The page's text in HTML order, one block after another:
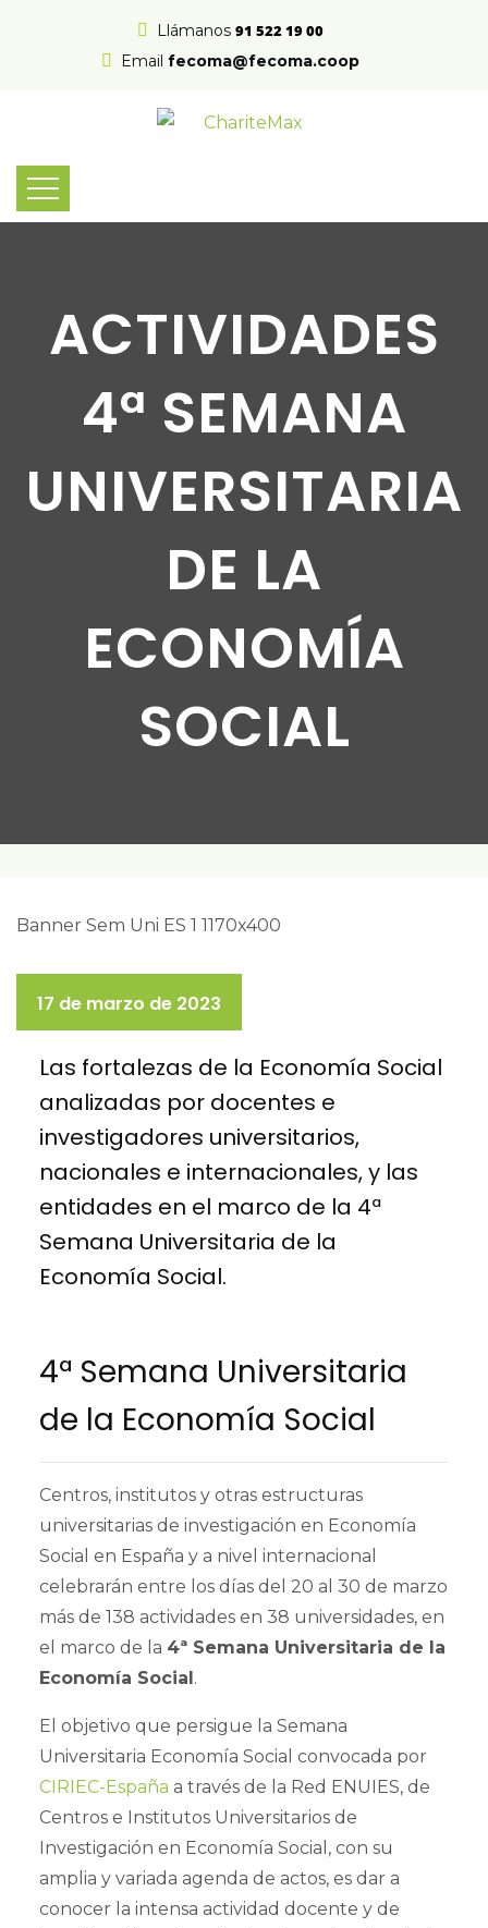
Llámanos 91 522 19 00
Email fecoma@fecoma.coop
ACTIVIDADES
4ª SEMANA
UNIVERSITARIA
DE LA
ECONOMÍA
SOCIAL
17 de marzo de 2023
Las fortalezas de la Economía Social
analizadas por docentes e
investigadores universitarios,
nacionales e internacionales, y las
entidades en el marco de la 4ª
Semana Universitaria de la
Economía Social.
4ª Semana Universitaria
de la Economía Social
Centros, institutos y otras estructuras
universitarias de investigación en Economía
Social en España y a nivel internacional
celebrarán entre los días del 20 al 30 de marzo
más de 138 actividades en 38 universidades, en
el marco de la 4ª Semana Universitaria de la
Economía Social .
El objetivo que persigue la Semana
Universitaria Economía Social convocada por
CIRIEC-España a través de la Red ENUIES, de
Centros e Institutos Universitarios de
Investigación en Economía Social, con su
amplia y variada agenda de actos, es dar a
conocer la intensa actividad docente y de